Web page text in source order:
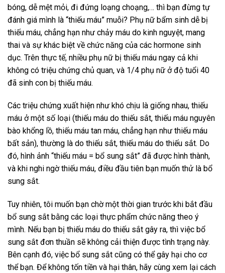
bóng, dễ mệt mỏi, đi đứng loạng choạng,… thì bạn đừng tự
đánh giá mình là “thiếu máu” muỗi? Phụ nữ bẩm sinh dễ bị
thiếu máu, chẳng hạn như chảy máu do kinh nguyệt, mang
thai và sự khác biệt về chức năng của các hormone sinh
dục. Trên thực tế, nhiều phụ nữ bị thiếu máu ngay cả khi
không có triệu chứng chủ quan, và 1/4 phụ nữ ở độ tuổi 40
đã sinh con bị thiếu máu.
Các triệu chứng xuất hiện như khó chịu là giống nhau, thiếu
máu ở một số loại (thiếu máu do thiếu sắt, thiếu máu nguyên
bào khổng lồ, thiếu máu tan máu, chẳng hạn như thiếu máu
bất sản), thường là do thiếu sắt, thiếu máu do thiếu sắt. Do
đó, hình ảnh “thiếu máu = bổ sung sắt” đã được hình thành,
và khi nghi ngờ thiếu máu, điều đầu tiên bạn muốn thử là bổ
sung sắt.
Tuy nhiên, tôi muốn bạn chờ một thời gian trước khi bắt đầu
bổ sung sắt bằng các loại thực phẩm chức năng theo ý
mình. Nếu bạn bị thiếu máu do thiếu sắt gây ra, thì việc bổ
sung sắt đơn thuần sẽ không cải thiện được tình trạng này.
Bên cạnh đó, việc bổ sung sắt cũng có thể gây hại cho cơ
thể bạn. Để không tốn tiền và hại thân, hãy cùng xem lại cách